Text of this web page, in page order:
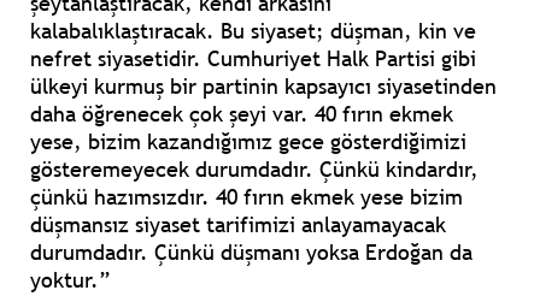
kalabalıklaştıracak. Bu siyaset; düşman, kin ve
nefret siyasetidir. Cumhuriyet Halk Partisi gibi
ülkeyi kurmuş bir partinin kapsayıcı siyasetinden
daha öğrenecek çok şeyi var. 40 fırın ekmek
yese, bizim kazandığımız gece gösterdiğimizi
gösteremeyecek durumdadır. Çünkü kindardır,
çünkü hazımsızdır. 40 fırın ekmek yese bizim
düşmansız siyaset tarifimizi anlayamayacak
durumdadır. Çünkü düşmanı yoksa Erdoğan da
yoktur.”